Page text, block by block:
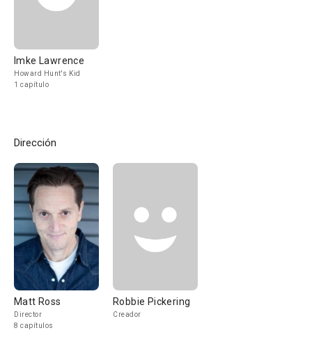
Imke Lawrence
Howard Hunt's Kid
1 capítulo
Dirección
Matt Ross
Director
8 capítulos
Robbie Pickering
Creador